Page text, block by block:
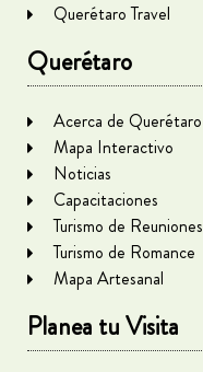
Querétaro Travel
Querétaro
Acerca de Querétaro
Mapa Interactivo
Noticias
Capacitaciones
Turismo de Reuniones
Turismo de Romance
Mapa Artesanal
Planea tu Visita